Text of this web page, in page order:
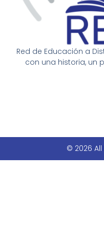
Red de Educación a
con una historia, un
© 2026 All